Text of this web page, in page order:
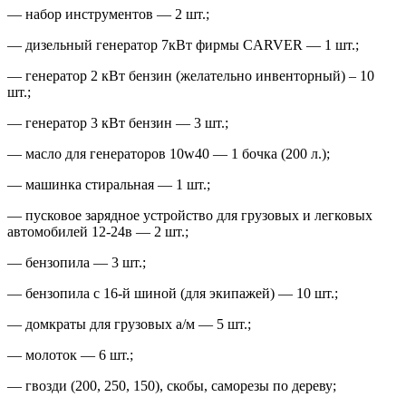
— набор инструментов — 2 шт.;
— дизельный генератор 7кВт фирмы CARVER — 1 шт.;
— генератор 2 кВт бензин (желательно инвенторный) – 10
шт.;
— генератор 3 кВт бензин — 3 шт.;
— масло для генераторов 10w40 — 1 бочка (200 л.);
— машинка стиральная — 1 шт.;
— пусковое зарядное устройство для грузовых и легковых
автомобилей 12-24в — 2 шт.;
— бензопила — 3 шт.;
— бензопила с 16-й шиной (для экипажей) — 10 шт.;
— домкраты для грузовых а/м — 5 шт.;
— молоток — 6 шт.;
— гвозди (200, 250, 150), скобы, саморезы по дереву;